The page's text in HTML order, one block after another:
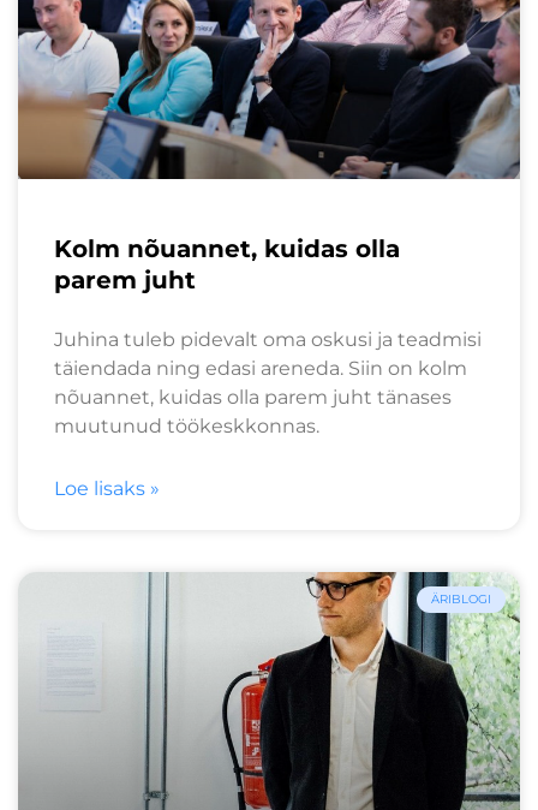
Kolm nõuannet, kuidas olla
parem juht
Juhina tuleb pidevalt oma oskusi ja teadmisi
täiendada ning edasi areneda. Siin on kolm
nõuannet, kuidas olla parem juht tänases
muutunud töökeskkonnas.
Loe lisaks »
ÄRIBLOGI